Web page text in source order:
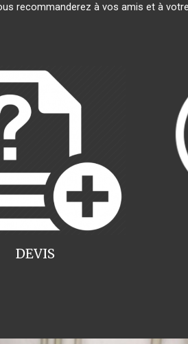
recommanderez à vos amis et à votre
DEVIS